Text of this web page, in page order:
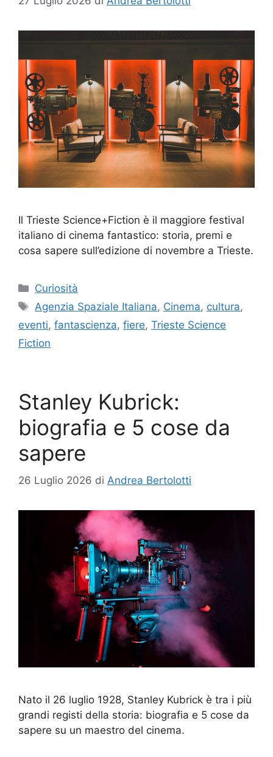
Il Trieste Science+Fiction è il maggiore festival
italiano di cinema fantastico: storia, premi e
cosa sapere sull’edizione di novembre a Trieste.
Categorie
Curiosità
Tag
Agenzia Spaziale Italiana, Cinema, cultura,
eventi, fantascienza, fiere, Trieste Science
Fiction
Stanley Kubrick:
biografia e 5 cose da
sapere
26 Luglio 2026 di Andrea Bertolotti
Nato il 26 luglio 1928, Stanley Kubrick è tra i più
grandi registi della storia: biografia e 5 cose da
sapere su un maestro del cinema.